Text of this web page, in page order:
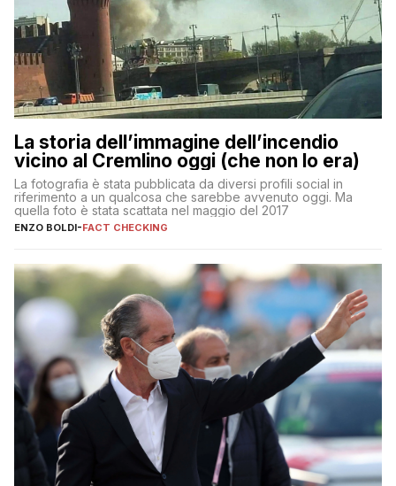
La storia dell’immagine dell’incendio
vicino al Cremlino oggi (che non lo era)
La fotografia è stata pubblicata da diversi profili social in
riferimento a un qualcosa che sarebbe avvenuto oggi. Ma
quella foto è stata scattata nel maggio del 2017
ENZO BOLDI-FACT CHECKING